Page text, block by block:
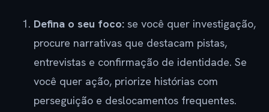
Defina o seu foco: se você quer investigação,
procure narrativas que destacam pistas,
entrevistas e confirmação de identidade. Se
você quer ação, priorize histórias com
perseguição e deslocamentos frequentes.